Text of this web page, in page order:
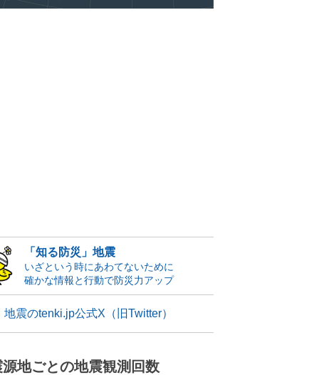
「知る防災」地震
いざという時にあわてないために
確かな情報と行動で防災力アップ
地震のtenki.jp公式X（旧Twitter）
源地ごとの地震観測回数